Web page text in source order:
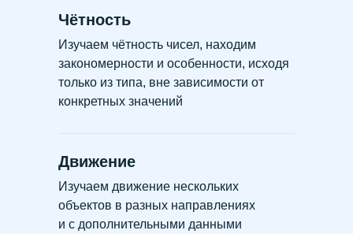
Изучаем чётность чисел, находим
закономерности и особенности, исходя
только из типа, вне зависимости от
конкретных значений
Чётность
Изучаем движение нескольких
объектов в разных направлениях
и с дополнительными данными
Движение